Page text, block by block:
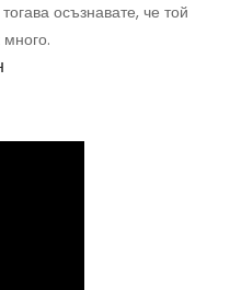
осъзнавате, че той